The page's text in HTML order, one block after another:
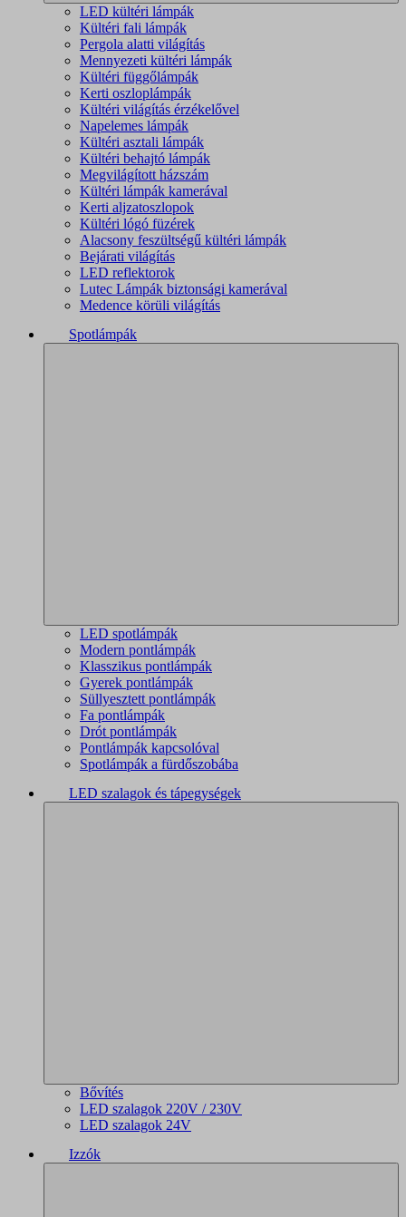
LED kültéri lámpák
Kültéri fali lámpák
Pergola alatti világítás
Mennyezeti kültéri lámpák
Kültéri függőlámpák
Kerti oszloplámpák
Kültéri világítás érzékelővel
Napelemes lámpák
Kültéri asztali lámpák
Kültéri behajtó lámpák
Megvilágított házszám
Kültéri lámpák kamerával
Kerti aljzatoszlopok
Kültéri lógó füzérek
Alacsony feszültségű kültéri lámpák
Bejárati világítás
LED reflektorok
Lutec Lámpák biztonsági kamerával
Medence körüli világítás
Spotlámpák
LED spotlámpák
Modern pontlámpák
Klasszikus pontlámpák
Gyerek pontlámpák
Süllyesztett pontlámpák
Fa pontlámpák
Drót pontlámpák
Pontlámpák kapcsolóval
Spotlámpák a fürdőszobába
LED szalagok és tápegységek
Bővítés
LED szalagok 220V / 230V
LED szalagok 24V
Izzók